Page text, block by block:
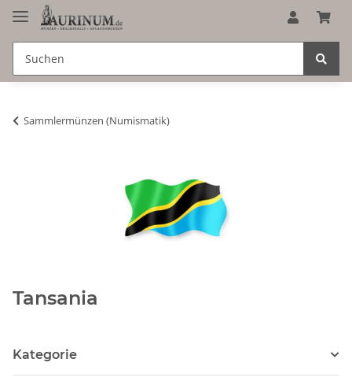
Sammlermünzen (Numismatik)
Tansania
Kategorie